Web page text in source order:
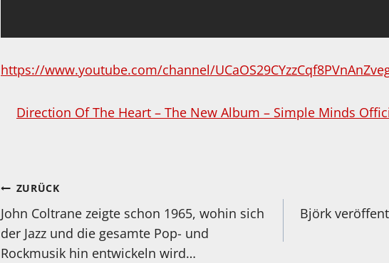
https://www.youtube.com/channel/
Direction Of The Heart – The New Album – Simple Minds
Beitragsnavigation
ZURÜCK
John Coltrane zeigte schon 1965, wohin sich
der Jazz und die gesamte Pop- und
Rockmusik hin entwickeln wird…
Björk